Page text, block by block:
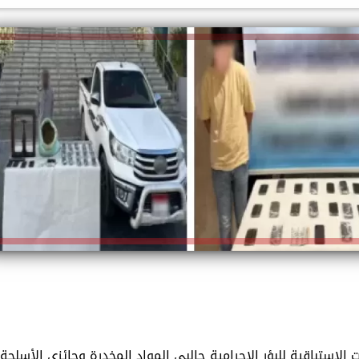
إلهام شرشر تكتب: «صلاح» ملك
المحبة.. رسول السلام والإنسانية
إلهام شرشر تكتب: دي مبقتش كورة..
دي سياسة